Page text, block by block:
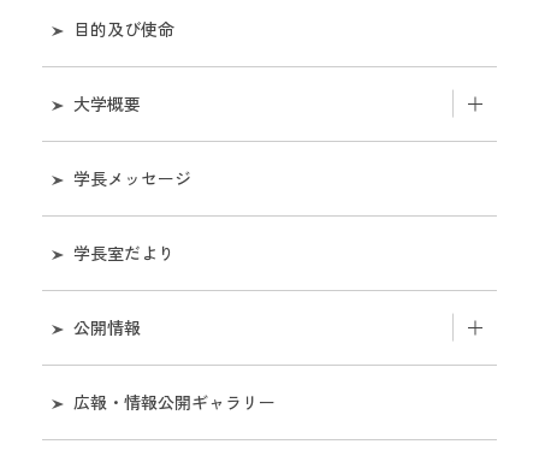
目的及び使命
大学概要
和歌山大学のあゆみ
役職員
役員会
学長メッセージ
学長室だより
公開情報
組織
広報・情報公開ギャラリー